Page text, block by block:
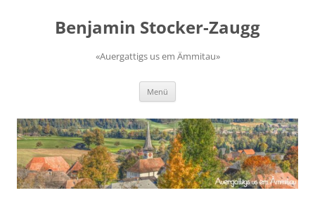
springenBenjamin Stocker-Zaugg
«Auergattigs us em Ämmitau»
Menü